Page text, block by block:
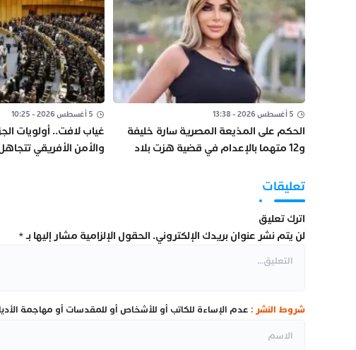
5 أغسطس 2026 - 13:38
الحكم على المذيعة المصرية سارة خليفة
و12 متهما بالإعدام في قضية هزت بلاد
5 أغسطس 2026 - 10:25
غياب لافت.. أولويات
والأمن الأفريقي
تعليقات
اترك تعليق
لن يتم نشر عنوان بريدك الإلكتروني. الحقول الإلزامية مشار إليها بـ*
شروط النشر : عدم الإساءة للكاتب أو للأشخاص أو للمقدسات أو مهاجمة